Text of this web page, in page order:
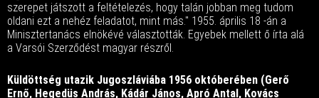
szerepet játszott a feltételezés, hogy talán jobban meg tudom
oldani ezt a nehéz feladatot, mint más." 1955. április 18 -án a
Minisztertanács elnökévé választották. Egyebek mellett ő írta alá
a Varsói Szerződést magyar részről.
Küldöttség utazik Jugoszláviába 1956 októberében (Gerő
Ernő, Hegedüs András, Kádár János, Apró Antal, Kovács